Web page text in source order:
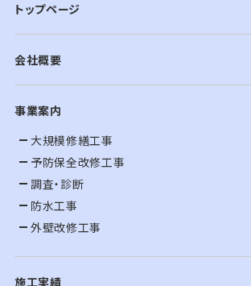
トップページ
会社概要
事業案内
大規模修繕工事
予防保全改修工事
調査・診断
防水工事
外壁改修工事
施工実績